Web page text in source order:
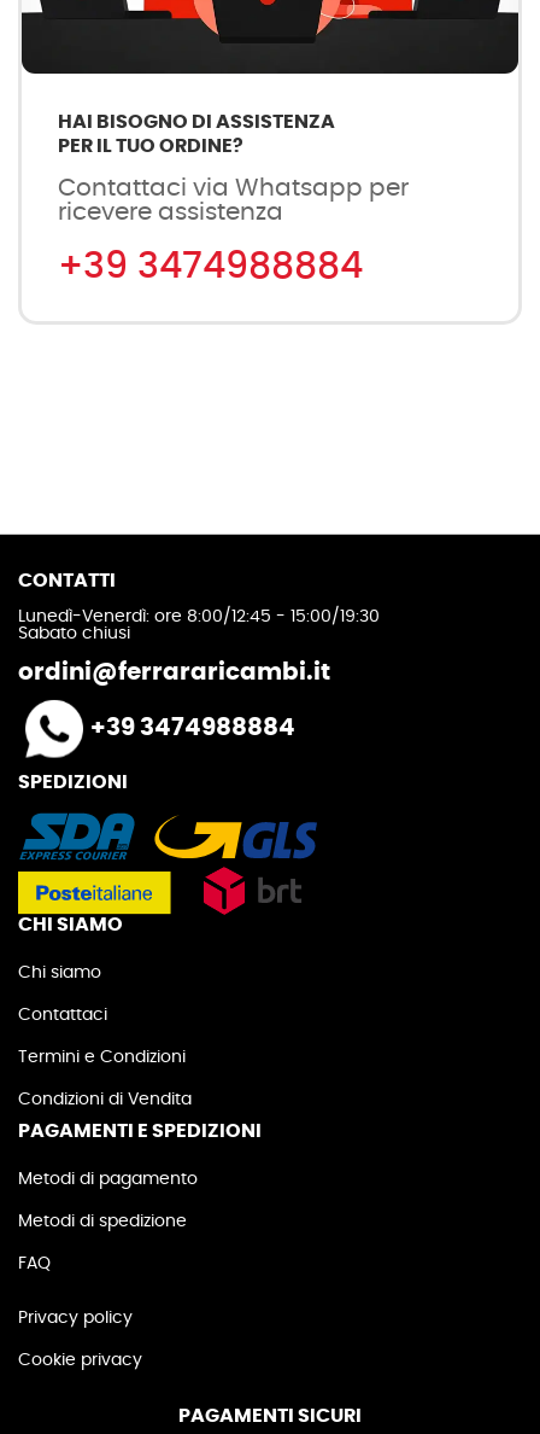
HAI BISOGNO DI ASSISTENZA
PER IL TUO ORDINE?
Contattaci via Whatsapp per
ricevere assistenza
+39 3474988884
CONTATTI
Lunedì-Venerdì: ore 8:00/12:45 - 15:00/19:30
Sabato chiusi
ordini@ferrararicambi.it
+39 3474988884
SPEDIZIONI
CHI SIAMO
Chi siamo
Contattaci
Termini e Condizioni
Condizioni di Vendita
PAGAMENTI E SPEDIZIONI
Metodi di pagamento
Metodi di spedizione
FAQ
Privacy policy
Cookie privacy
PAGAMENTI SICURI